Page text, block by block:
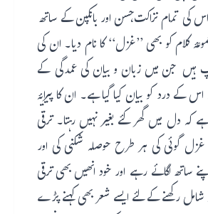
تمام نزاکت،حسن اور بانکپن کے ساتھ
کلام کو بھی ’’غزل‘‘ کا نام دیا۔ ان کی
ہیں جن میں زبان و بیان کی عمدگی کے
کے درد کو بیان کیا گیا ہے۔ ان کا پیرایۂ
کہ دل میں گھر کئے بغیر نہیں رہتا۔ ترقی
گوئی کی ہر طرح حوصلہ شکنی کی اور
ساتھ لگائے رہے اور خود انھیں بھی ترقی
رکھنے کے لئے ایسے شعر بھی کہنے پڑے